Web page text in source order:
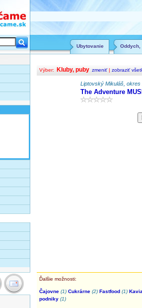
Oddych,
Ubytovanie
Výber: Kluby, puby zmeniť | zobraziť
Liptovský Mikuláš,
The Adventure
Ďalšie možnosti:
Čajovne (1) Cukrárne (2) Fastfood (1)
podniky (1)